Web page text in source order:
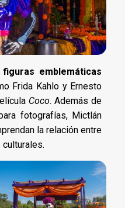
figuras emblemáticas
Frida Kahlo y Ernesto
Coco. Además de
fotografías, Mictlán
la relación entre